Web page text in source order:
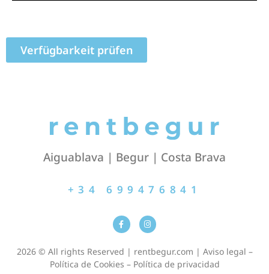
Verfügbarkeit prüfen
Aiguablava | Begur | Costa Brava
+34 699476841
2026 © All rights Reserved | rentbegur.com | Aviso legal –
Política de Cookies – Política de privacidad